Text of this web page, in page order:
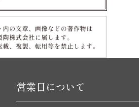
営業日について